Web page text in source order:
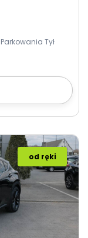
Tył
od ręki